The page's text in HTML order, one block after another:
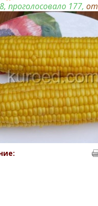
, проголосовало 177,